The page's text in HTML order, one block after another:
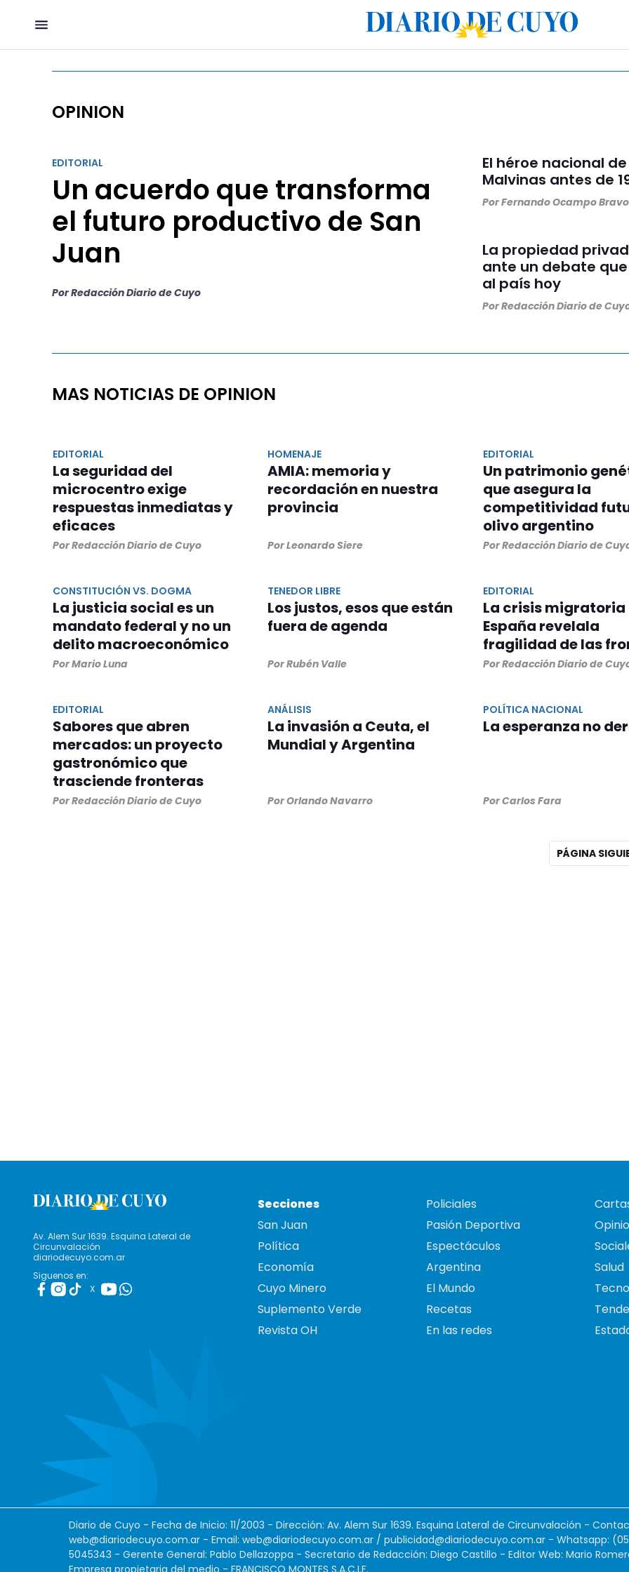
OPINION
EDITORIAL
Un acuerdo que transforma
el futuro productivo de San
Juan
Por Redacción Diario de Cuyo
El héroe nacional de
Malvinas antes de
Por Fernando Ocampo Bravo
La propiedad
ante un debate
al país hoy
Por Redacción Diario de
MAS NOTICIAS DE OPINION
EDITORIAL
La seguridad del
microcentro exige
respuestas inmediatas y
eficaces
Por Redacción Diario de Cuyo
HOMENAJE
AMIA: memoria y
recordación en nuestra
provincia
Por Leonardo Siere
EDITORIAL
Un patrimonio
que asegura la
competitividad
olivo argentino
Por Redacción Diario de
CONSTITUCIÓN VS. DOGMA
La justicia social es un
mandato federal y no un
delito macroeconómico
Por Mario Luna
TENEDOR LIBRE
Los justos, esos que están
fuera de agenda
Por Rubén Valle
EDITORIAL
La crisis migratoria
España revelala
fragilidad de las
Por Redacción Diario de
EDITORIAL
Sabores que abren
mercados: un proyecto
gastronómico que
trasciende fronteras
Por Redacción Diario de Cuyo
ANÁLISIS
La invasión a Ceuta, el
Mundial y Argentina
Por Orlando Navarro
POLÍTICA NACIONAL
La esperanza no
Por Carlos Fara
PÁGINA
Av. Alem Sur 1639. Esquina Lateral de
Circunvalación
diariodecuyo.com.ar
Siguenos en:
X
Secciones
San Juan
Política
Economía
Cuyo Minero
Suplemento Verde
Revista OH
Policiales
Pasión Deportiva
Espectáculos
Argentina
El Mundo
Recetas
En las redes
Salud
Diario de Cuyo - Fecha de Inicio: 11/2003 - Dirección: Av. Alem Sur 1639. Esquina Lateral de Circunvalación -
web@diariodecuyo.com.ar - Email: web@diariodecuyo.com.ar / publicidad@diariodecuyo.com.ar - Whatsapp:
5045343 - Gerente General: Pablo Dellazoppa - Secretario de Redacción: Diego Castillo - Editor Web: Mario
Empresa propietaria del medio - FRANCISCO MONTES S.A.C.I.F.